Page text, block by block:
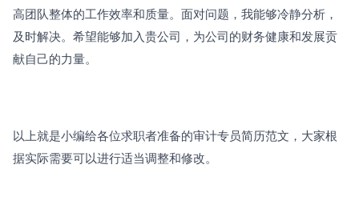
高团队整体的工作效率和质量。面对问题，我能够冷静分析，
及时解决。希望能够加入贵公司，为公司的财务健康和发展贡
献自己的力量。
以上就是小编给各位求职者准备的审计专员简历范文，大家根
据实际需要可以进行适当调整和修改。